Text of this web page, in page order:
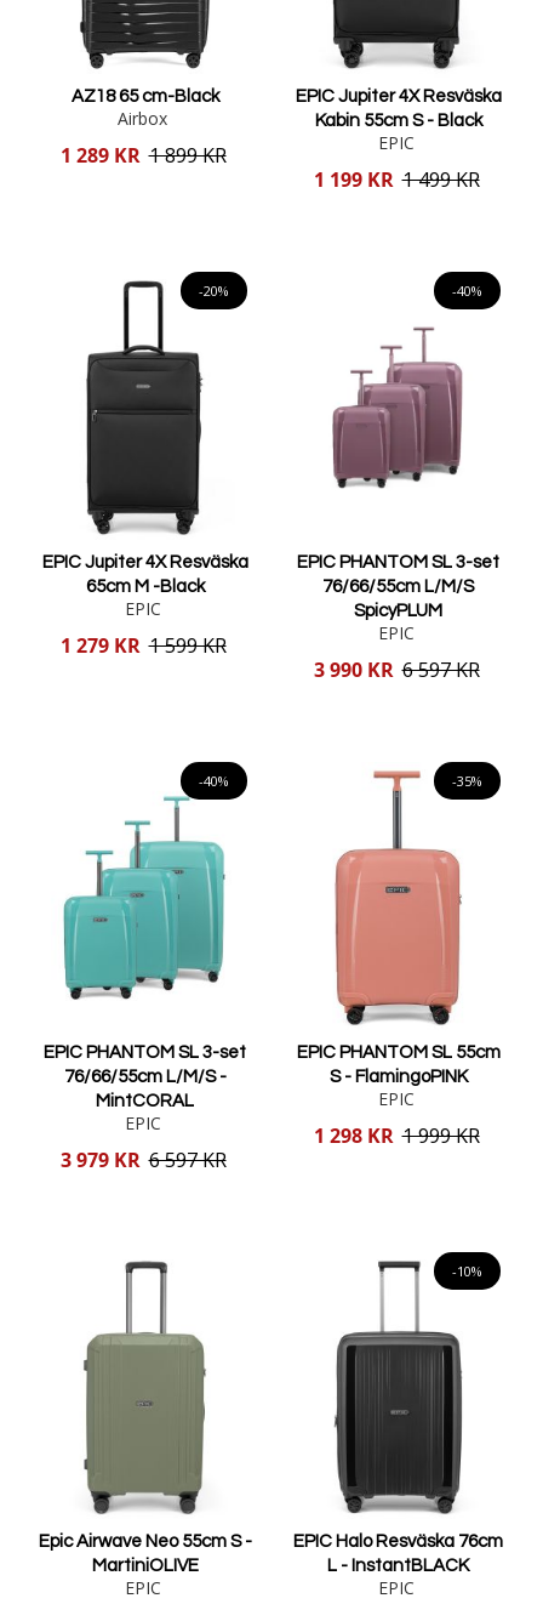
AZ18 65 cm-Black
Airbox
Reducerat
1 289 KR 1 899 KR
EPIC Jupiter 4X Resväska
Kabin 55cm S - Black
EPIC
Reducerat
1 199 KR 1 499 KR
-20%
EPIC Jupiter 4X Resväska
65cm M -Black
EPIC
Reducerat
1 279 KR 1 599 KR
-40%
EPIC PHANTOM SL 3-set
76/66/55cm L/M/S
SpicyPLUM
EPIC
Reducerat
3 990 KR 6 597 KR
-40%
EPIC PHANTOM SL 3-set
76/66/55cm L/M/S -
MintCORAL
EPIC
Reducerat
3 979 KR 6 597 KR
-35%
EPIC PHANTOM SL 55cm
S - FlamingoPINK
EPIC
Reducerat
1 298 KR 1 999 KR
Epic Airwave Neo 55cm S -
MartiniOLIVE
EPIC
-10%
EPIC Halo Resväska 76cm
L - InstantBLACK
EPIC